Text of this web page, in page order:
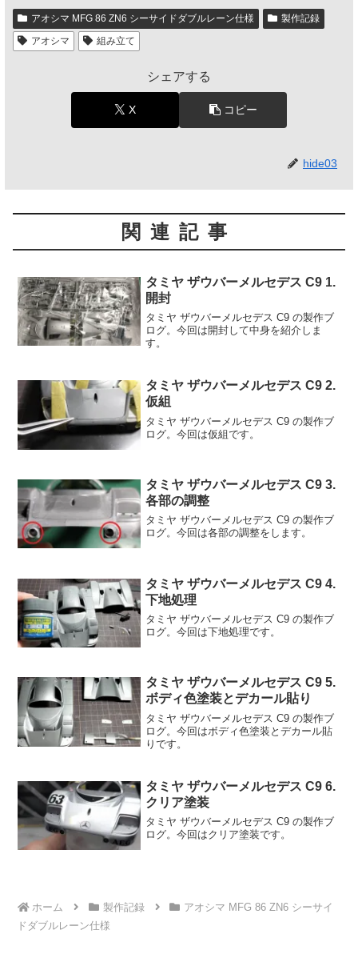
アオシマ MFG 86 ZN6 シーサイドダブルレーン仕様
製作記録
アオシマ
組み立て
シェアする
X コピー
hide03
関連記事
タミヤ ザウバーメルセデス C9 1.
開封
タミヤ ザウバーメルセデス C9 の製作ブ
ログ。今回は開封して中身を紹介しま
す。
タミヤ ザウバーメルセデス C9 2.
仮組
タミヤ ザウバーメルセデス C9 の製作ブ
ログ。今回は仮組です。
タミヤ ザウバーメルセデス C9 3.
各部の調整
タミヤ ザウバーメルセデス C9 の製作ブ
ログ。今回は各部の調整をします。
タミヤ ザウバーメルセデス C9 4.
下地処理
タミヤ ザウバーメルセデス C9 の製作ブ
ログ。今回は下地処理です。
タミヤ ザウバーメルセデス C9 5.
ボディ色塗装とデカール貼り
タミヤ ザウバーメルセデス C9 の製作ブ
ログ。今回はボディ色塗装とデカール貼
りです。
タミヤ ザウバーメルセデス C9 6.
クリア塗装
タミヤ ザウバーメルセデス C9 の製作ブ
ログ。今回はクリア塗装です。
ホーム 製作記録
アオシマ MFG 86 ZN6 シーサイ
ドダブルレーン仕様